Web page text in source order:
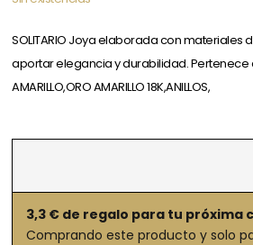
SOLITARIO Joya elaborada con
aportar elegancia y durabilidad. Pertenece
AMARILLO,ORO AMARILLO 18K,ANILLOS,
3,3 € de regalo para tu próxima
Comprando este producto y solo